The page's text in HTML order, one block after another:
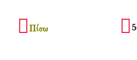
Πίσω